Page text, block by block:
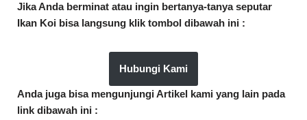
Jika Anda berminat atau ingin bertanya-tanya seputar
Ikan Koi bisa langsung klik tombol dibawah ini :
Hubungi Kami
Anda juga bisa mengunjungi Artikel kami yang lain pada
link dibawah ini :